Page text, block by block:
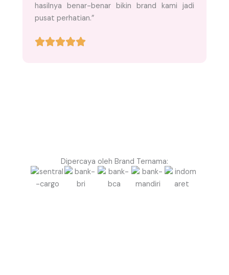
hasilnya benar-benar bikin brand kami jadi
pusat perhatian.”
Dipercaya oleh Brand Ternama: